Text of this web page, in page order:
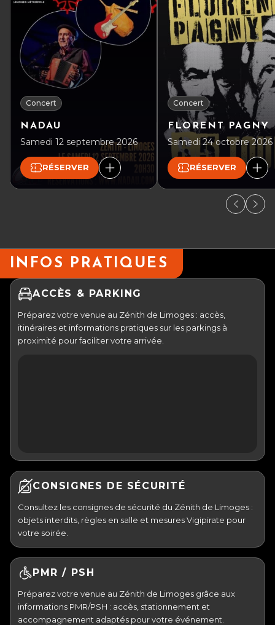
Concert
NADAU
Samedi 12 septembre 2026
RÉSERVER
Concert
FLORENT PAGNY
Samedi 24 octobre 2026
RÉSERVER
INFOS PRATIQUES
ACCÈS & PARKING
Préparez votre venue au Zénith de Limoges : accès,
itinéraires et informations pratiques sur les parkings à
proximité pour faciliter votre arrivée.
CONSIGNES DE SÉCURITÉ
Consultez les consignes de sécurité du Zénith de Limoges :
objets interdits, règles en salle et mesures Vigipirate pour
votre soirée.
PMR / PSH
Préparez votre venue au Zénith de Limoges grâce aux
informations PMR/PSH : accès, stationnement et
accompagnement adaptés pour votre événement.